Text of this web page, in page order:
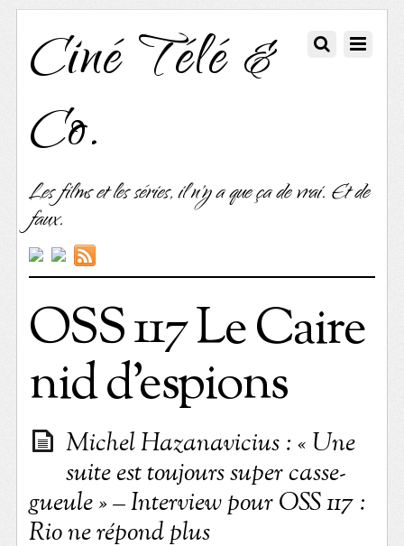
Ciné Télé &
Co.
Les films et les séries, il n'y a que ça de vrai. Et de
faux.
OSS 117 Le Caire
nid d’espions
Michel Hazanavicius : « Une
suite est toujours super casse-
gueule » – Interview pour OSS 117 :
Rio ne répond plus